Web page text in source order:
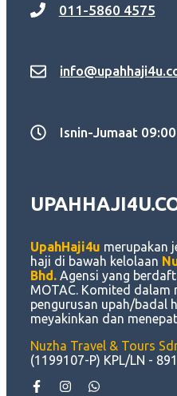
011-5860 4575
Isnin-Jumaat
UpahHaji4u merupakan
haji di bawah kelolaan
Bhd. Agensi yang
MOTAC. Komited dalam
pengurusan upah/badal
meyakinkan dan
Nuzha Travel & Tours
(1199107-P) KPL/LN -